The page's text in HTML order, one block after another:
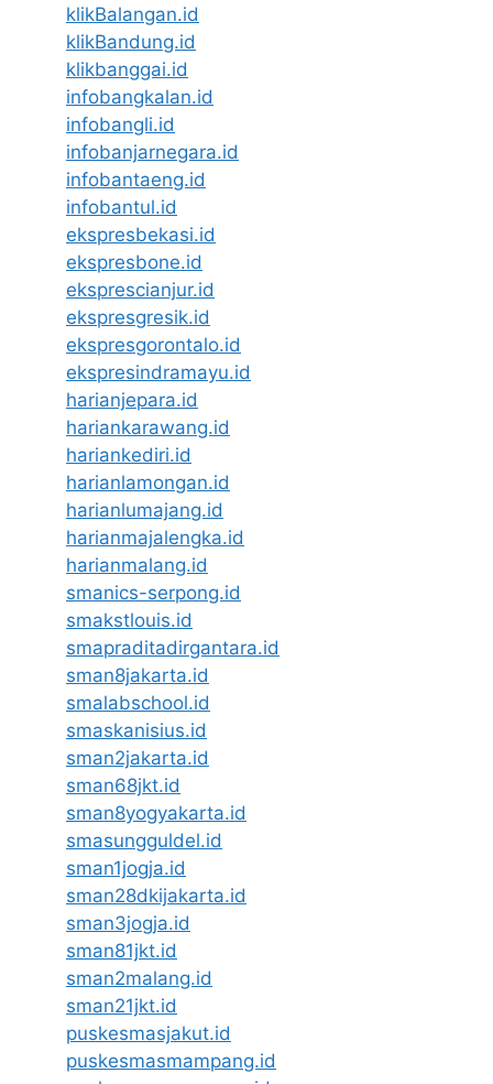
klikBalangan.id
klikBandung.id
klikbanggai.id
infobangkalan.id
infobangli.id
infobanjarnegara.id
infobantaeng.id
infobantul.id
ekspresbekasi.id
ekspresbone.id
eksprescianjur.id
ekspresgresik.id
ekspresgorontalo.id
ekspresindramayu.id
harianjepara.id
hariankarawang.id
hariankediri.id
harianlamongan.id
harianlumajang.id
harianmajalengka.id
harianmalang.id
smanics-serpong.id
smakstlouis.id
smapraditadirgantara.id
sman8jakarta.id
smalabschool.id
smaskanisius.id
sman2jakarta.id
sman68jkt.id
sman8yogyakarta.id
smasungguldel.id
sman1jogja.id
sman28dkijakarta.id
sman3jogja.id
sman81jkt.id
sman2malang.id
sman21jkt.id
puskesmasjakut.id
puskesmasmampang.id